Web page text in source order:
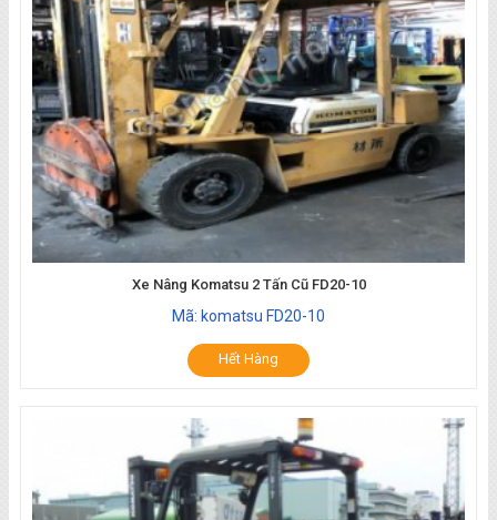
Xe Nâng Komatsu 2 Tấn Cũ FD20-10
Mã: komatsu FD20-10
Hết Hàng